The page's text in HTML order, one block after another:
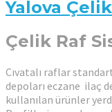
Yalova
Çelik Raf
Cıvatalı raflar
depoları eczane ilaç
kullanılan ürünler